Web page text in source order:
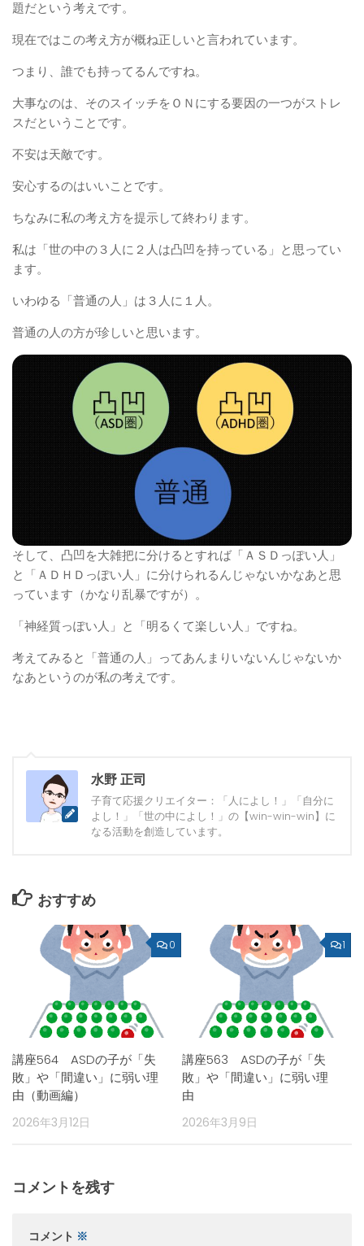
題だという考えです。
現在ではこの考え方が概ね正しいと言われています。
つまり、誰でも持ってるんですね。
大事なのは、そのスイッチをＯＮにする要因の一つがストレ
スだということです。
不安は天敵です。
安心するのはいいことです。
ちなみに私の考え方を提示して終わります。
私は「世の中の３人に２人は凸凹を持っている」と思ってい
ます。
いわゆる「普通の人」は３人に１人。
普通の人の方が珍しいと思います。
そして、凸凹を大雑把に分けるとすれば「ＡＳＤっぽい人」
と「ＡＤＨＤっぽい人」に分けられるんじゃないかなあと思
っています（かなり乱暴ですが）。
「神経質っぽい人」と「明るくて楽しい人」ですね。
考えてみると「普通の人」ってあんまりいないんじゃないか
なあというのが私の考えです。
水野 正司
子育て応援クリエイター：「人によし！」「自分に
よし！」「世の中によし！」の【win-win-win】に
なる活動を創造しています。
おすすめ
0
講座564 ASDの子が「失
敗」や「間違い」に弱い理
由（動画編）
2026年3月12日
1
講座563 ASDの子が「失
敗」や「間違い」に弱い理
由
2026年3月9日
コメントを残す
コメント ※